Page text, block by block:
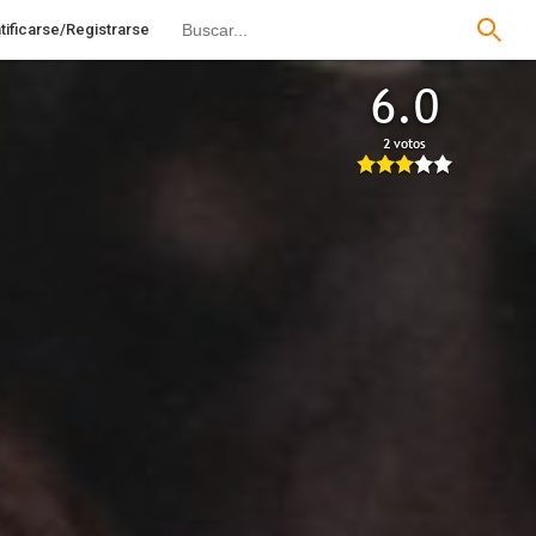
Registrarse
6.0
2 votos